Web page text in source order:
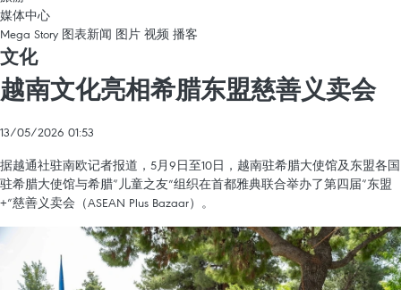
媒体中心
Mega Story 图表新闻 图片 视频 播客
文化
越南文化亮相希腊东盟慈善义卖会
13/05/2026 01:53
据越通社驻南欧记者报道，5月9日至10日，越南驻希腊大使馆及东盟各国
驻希腊大使馆与希腊“儿童之友”组织在首都雅典联合举办了第四届“东盟
+”慈善义卖会（ASEAN Plus Bazaar）。